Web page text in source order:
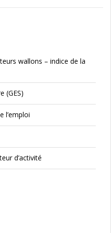
wallons – indice de la
(GES)
l’emploi
d’activité